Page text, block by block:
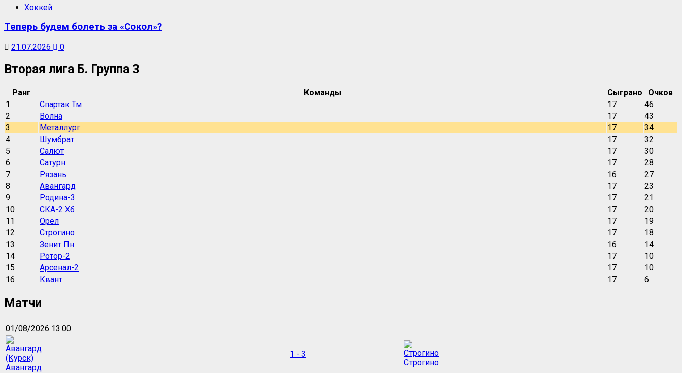
Хоккей
Теперь будем болеть за «Сокол»?
21.07.2026 0
Вторая лига Б. Группа 3
Ранг Команды Сыграно
Очков
1
Спартак Тм 17
46
2
Волна 17
43
3
Металлург 17
34
4
Шумбрат 17
32
5
Салют 17
30
6
Сатурн 17
28
7
Рязань 16
27
8
Авангард 17
23
9
Родина-3 17
21
10
СКА-2 Хб 17
20
11
Орёл 17
19
12
Строгино 17
18
13
Зенит Пн 16
14
14
Ротор-2 17
10
15
Арсенал-2 17
10
16
Квант 17 6
Матчи
01/08/2026 13:00
Авангард
1 - 3
Строгино